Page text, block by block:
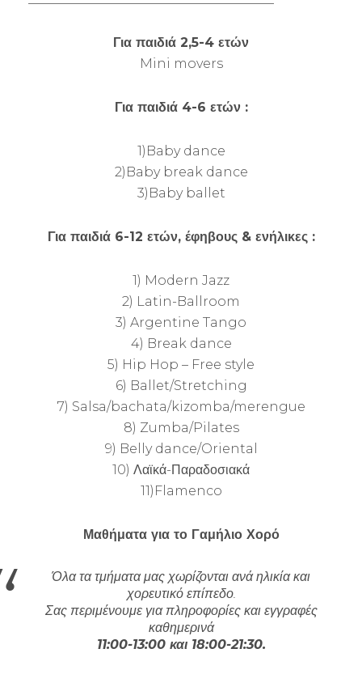
Για παιδιά 2,5-4 ετών
Mini movers
Για παιδιά 4-6 ετών :
1)Baby dance
2)Baby break dance
3)Baby ballet
Για παιδιά 6-12 ετών, έφηβους & ενήλικες :
1) Modern Jazz
2) Latin-Ballroom
3) Argentine Tango
4) Break dance
5) Hip Hop – Free style
6) Ballet/Stretching
7) Salsa/bachata/kizomba/merengue
8) Zumba/Pilates
9) Belly dance/Oriental
10) Λαϊκά-Παραδοσιακά
11)Flamenco
Μαθήματα για το Γαμήλιο Χορό
Όλα τα τμήματα μας χωρίζονται ανά ηλικία και
χορευτικό επίπεδο.
Σας περιμένουμε για πληροφορίες και εγγραφές
καθημερινά
11:00-13:00 και 18:00-21:30.